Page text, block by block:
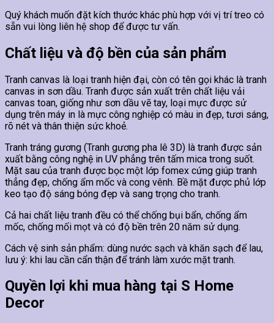
Quý khách muốn đặt kích thước khác phù hợp với vị trí treo có
sẵn vui lòng liên hệ shop để được tư vấn.
Chất liệu và độ bền của sản phẩm
Tranh canvas là loại tranh hiện đại, còn có tên gọi khác là tranh
canvas in sơn dầu. Tranh được sản xuất trên chất liệu vải
canvas toan, giống như sơn dầu vẽ tay, loại mực được sử
dụng trên máy in là mực công nghiệp có màu in đẹp, tươi sáng,
rõ nét và thân thiện sức khoẻ.
Tranh tráng gương (Tranh gương pha lê 3D) là tranh được sản
xuất bằng công nghệ in UV phẳng trên tấm mica trong suốt.
Mặt sau của tranh được bọc một lớp fomex cứng giúp tranh
thẳng đẹp, chống ẩm mốc và cong vênh. Bề mặt được phủ lớp
keo tạo độ sáng bóng đẹp và sang trọng cho tranh.
Cả hai chất liệu tranh đều có thể chống bụi bẩn, chống ẩm
mốc, chống mối mọt và có độ bền trên 20 năm sử dụng.
Cách vệ sinh sản phẩm: dùng nước sạch và khăn sạch để lau,
lưu ý: khi lau cần cẩn thận để tránh làm xước mặt tranh.
Quyền lợi khi mua hàng tại S Home
Decor